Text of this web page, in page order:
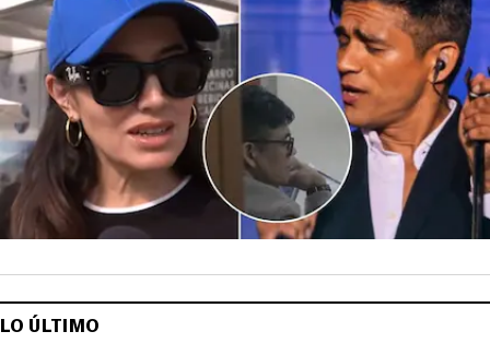
LO ÚLTIMO